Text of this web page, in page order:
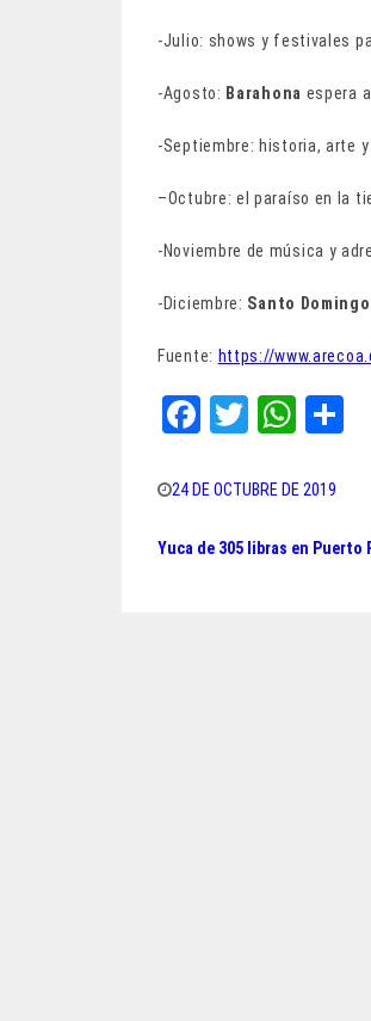
-Julio: shows y festivales
-Agosto: Barahona espera
-Septiembre: historia, arte
–Octubre: el paraíso en la
-Noviembre de música y
-Diciembre: Santo Domingo
Fuente: https://
Fa
bo
ok
T
tt
er
W
ts
A
pp
24 DE OCTUBRE DE 2019
Navegación
Yuca de 305 libras en Puerto